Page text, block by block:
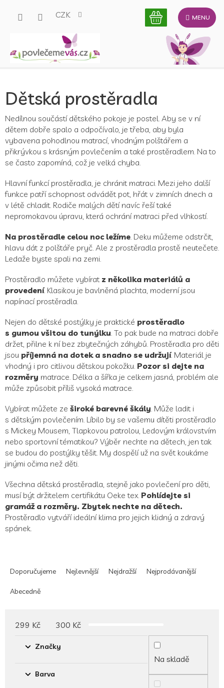
CZK
Dětská prostěradla
Nedílnou součástí dětského pokoje je postel. Aby se v ní
dětem dobře spalo a odpočívalo, je třeba, aby byla
vybavena pohodlnou matrací, vhodným polštářem a
přikrývkou s krásným povlečením a také prostěradlem. Na to
se často zapomíná, což je velká chyba.
Hlavní funkcí prostěradla, je chránit matraci. Mezi jeho další
funkce patří schopnost odvádět pot, hřát v zimních dnech a
v létě chladit. Rodiče malých dětí navíc řeší také
nepromokavou úpravu, která ochrání matraci před vlhkostí.
Na prostěradle celou noc ležíme . Deku můžeme odstrčit,
hlavu dát z polštáře pryč. Ale z prostěradla prostě neutečete.
Ledaže byste spali na zemi.
Prostěradlo můžete vybírat z několika materiálů a
provedení. Klasikou je bavlněná plachta, moderní jsou
napínací prostěradla.
Nejen do dětské postýlky je praktické prostěradlo
s gumou všitou do tunýlku . To pak bude na matraci dobře
držet, přilne k ní bez zbytečných záhybů. Prostěradla pro děti
jsou příjemná na dotek a snadno se udržují. Materiál je
vhodný i pro citlivou dětskou pokožku. Pozor si dejte na
rozměry matrace. Délka a šířka je celkem jasná, problém ale
může způsobit příliš vysoká matrace.
Vybírat můžete ze široké barevné škály . Může ladit i
s dětským povlečením. Líbilo by se vašemu dítěti prostěradlo
s Mickey Mousem, Tlapkovou patrolou, Ledovým královstvím
nebo sportovní tématikou? Výběr nechte na dětech, jen tak
se budou do postýlky těšit. My dospělí už na svět koukáme
jinými očima než děti.
Všechna dětská prostěradla, stejně jako povlečení pro děti,
musí být držitelem certifikátu Oeke tex. Pohlídejte si
gramáž a rozměry. Zbytek nechte na dětech.
Prostěradlo vytváří ideální klima pro jejich klidný a zdravý
spánek.
aDoporučujeme Nejlevnější Nejdražší Nejprodávanější
Abecedně
299 Kč 300 Kč
Na skladě
Značky
Barva